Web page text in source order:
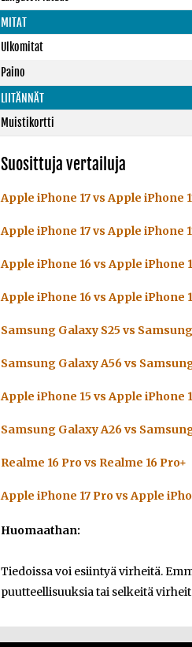
MITAT
Ulkomitat
Paino
LIITÄNNÄT
Muistikortti
Suosittuja vertailuja
Apple iPhone 17 vs Apple iPhone
Apple iPhone 17 vs Apple iPhone
Apple iPhone 16 vs Apple iPhone
Apple iPhone 16 vs Apple iPhone
Samsung Galaxy S25 vs
Samsung Galaxy A56 vs
Apple iPhone 15 vs Apple iPhone
Samsung Galaxy A26 vs
Realme 16 Pro vs Realme 16 Pro+
Apple iPhone 17 Pro vs Apple
Huomaathan:
Tiedoissa voi esiintyä virheitä.
puutteellisuuksia tai selkeitä